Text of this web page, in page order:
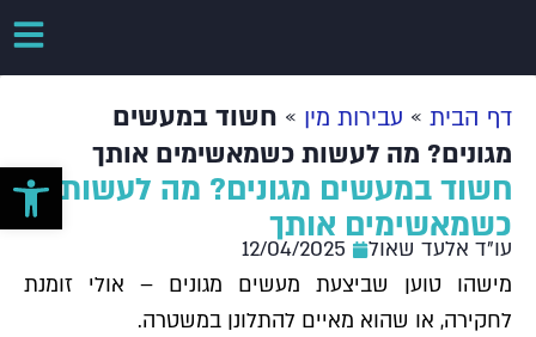
דף הבית » עבירות מין » חשוד במעשים
מגונים? מה לעשות כשמאשימים אותך
חשוד במעשים מגונים? מה לעשות
כשמאשימים אותך
עו"ד אלעד שאול
12/04/2025
מישהו טוען שביצעת מעשים מגונים – אולי זומנת
לחקירה, או שהוא מאיים להתלונן במשטרה.
פתח